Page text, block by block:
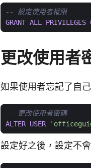
GRANT ALL PRIVILEGES
更改使用者
如果使用者忘記了自
ALTER USER
設定好之後，設定不